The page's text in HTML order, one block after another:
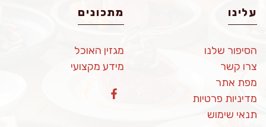
עלינו
הסיפור שלנו
צרו קשר
מפת אתר
מדיניות פרטיות
תנאי שימוש
מתכונים
מגזין האוכל
מידע מקצועי